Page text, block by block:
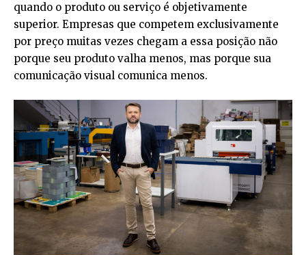
quando o produto ou serviço é objetivamente
superior. Empresas que competem exclusivamente
por preço muitas vezes chegam a essa posição não
porque seu produto valha menos, mas porque sua
comunicação visual comunica menos.